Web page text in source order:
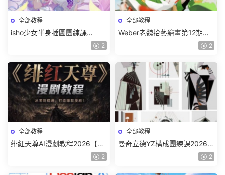
全部教程
isho少女半身插圖團練課
2026【畫質高清隻有視頻】 2
全部教程
Weber老魏拾藝繪畫第12期角
色特訓班【畫質不錯隻有視
2
全部教程
绯紅天尊AI漫劇教程2026【畫
2
全部教程
曼奇立德YZ構成團練課2026年
8月已結課【畫質高清有課件】
2